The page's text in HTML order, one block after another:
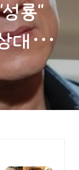
룡"
대는
신, 임
결혼